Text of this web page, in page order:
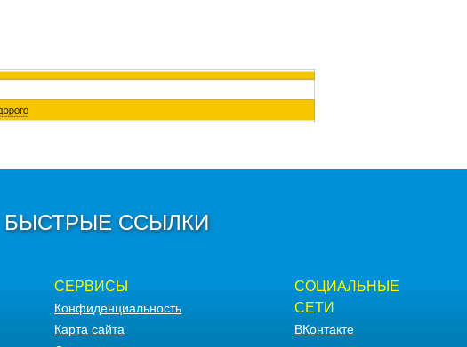
БЫСТРЫЕ ССЫЛКИ
СЕРВИСЫ
Конфиденциальность
Карта сайта
СОЦИАЛЬНЫЕ
СЕТИ
ВКонтакте